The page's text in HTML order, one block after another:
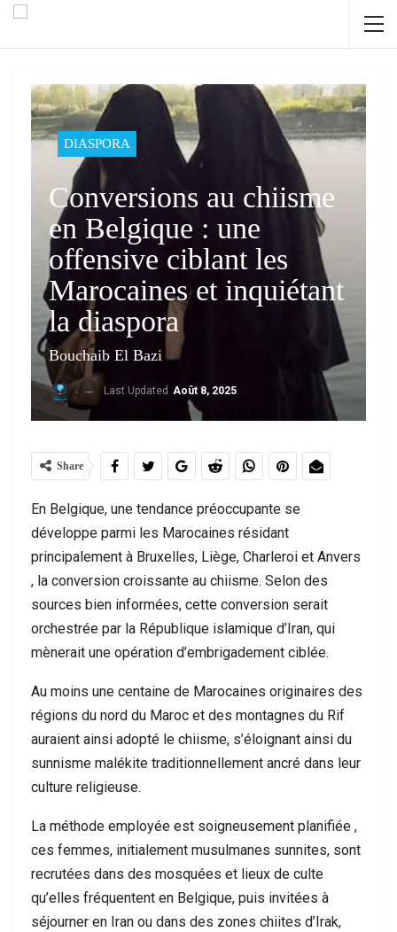
DIASPORA
Conversions au chiisme
en Belgique : une
offensive ciblant les
Marocaines et inquiétant
la diaspora
Bouchaib El Bazi
Last Updated Août 8, 2025
Share
En Belgique, une tendance préoccupante se
développe parmi les Marocaines résidant
principalement à Bruxelles, Liège, Charleroi et Anvers
, la conversion croissante au chiisme. Selon des
sources bien informées, cette conversion serait
orchestrée par la République islamique d’Iran, qui
mènerait une opération d’embrigadement ciblée.
Au moins une centaine de Marocaines originaires des
régions du nord du Maroc et des montagnes du Rif
auraient ainsi adopté le chiisme, s’éloignant ainsi du
sunnisme malékite traditionnellement ancré dans leur
culture religieuse.
La méthode employée est soigneusement planifiée ,
ces femmes, initialement musulmanes sunnites, sont
recrutées dans des mosquées et lieux de culte
qu’elles fréquentent en Belgique, puis invitées à
séjourner en Iran ou dans des zones chiites d’Irak,